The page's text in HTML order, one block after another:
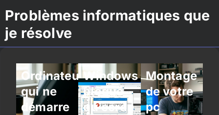
Problèmes informatiques que
je résolve
Ordinateur
qui ne
démarre
Windows
bloqué
ou écran
Montage
de votre
pc